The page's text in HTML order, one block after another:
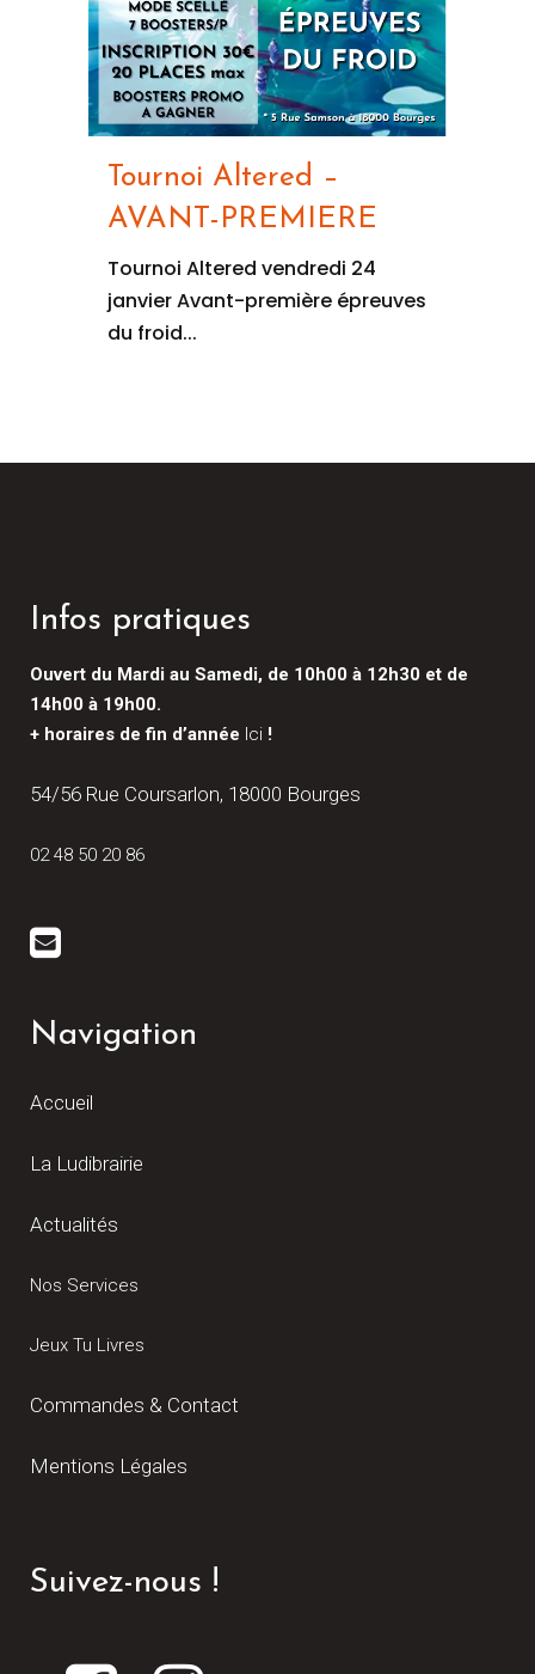
Tournoi Altered –
AVANT-PREMIERE
Tournoi Altered vendredi 24
janvier Avant-première épreuves
du froid...
Infos pratiques
Ouvert du Mardi au Samedi, de 10h00 à 12h30 et de
14h00 à 19h00.
+ horaires de fin d’année Ici !
54/56 Rue Coursarlon, 18000 Bourges
02 48 50 20 86
Navigation
Accueil
La Ludibrairie
Actualités
Nos Services
Jeux Tu Livres
Commandes & Contact
Mentions Légales
Suivez-nous !